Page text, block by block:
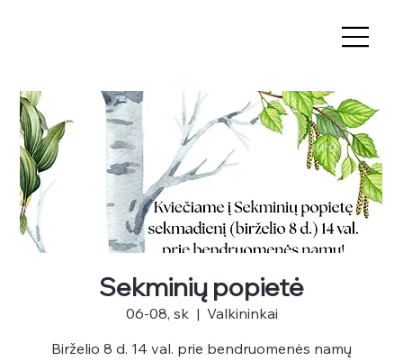
Sekminių popietė
06-08, sk
  |
Valkininkai
Birželio 8 d. 14 val. prie bendruomenės namų